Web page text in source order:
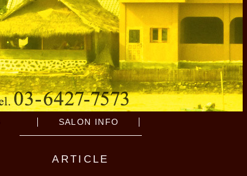
SALON INFO
ARTICLE